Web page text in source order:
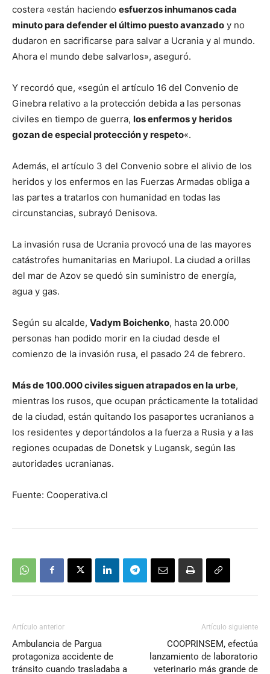
costera «están haciendo esfuerzos inhumanos cada
minuto para defender el último puesto avanzado y no
dudaron en sacrificarse para salvar a Ucrania y al mundo.
Ahora el mundo debe salvarlos», aseguró.
Y recordó que, «según el artículo 16 del Convenio de
Ginebra relativo a la protección debida a las personas
civiles en tiempo de guerra, los enfermos y heridos
gozan de especial protección y respeto«.
Además, el artículo 3 del Convenio sobre el alivio de los
heridos y los enfermos en las Fuerzas Armadas obliga a
las partes a tratarlos con humanidad en todas las
circunstancias, subrayó Denisova.
La invasión rusa de Ucrania provocó una de las mayores
catástrofes humanitarias en Mariupol. La ciudad a orillas
del mar de Azov se quedó sin suministro de energía,
agua y gas.
Según su alcalde, Vadym Boichenko, hasta 20.000
personas han podido morir en la ciudad desde el
comienzo de la invasión rusa, el pasado 24 de febrero.
Más de 100.000 civiles siguen atrapados en la urbe,
mientras los rusos, que ocupan prácticamente la totalidad
de la ciudad, están quitando los pasaportes ucranianos a
los residentes y deportándolos a la fuerza a Rusia y a las
regiones ocupadas de Donetsk y Lugansk, según las
autoridades ucranianas.
Fuente: Cooperativa.cl
Artículo anterior
Ambulancia de Pargua
protagoniza accidente de
tránsito cuando trasladaba a
Artículo siguiente
COOPRINSEM, efectúa
lanzamiento de laboratorio
veterinario más grande de